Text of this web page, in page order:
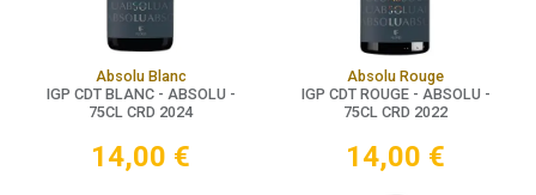
Absolu Blanc
IGP CDT BLANC - ABSOLU -
75CL CRD 2024
14,00 €
Absolu Rouge
IGP CDT ROUGE - ABSOLU -
75CL CRD 2022
14,00 €